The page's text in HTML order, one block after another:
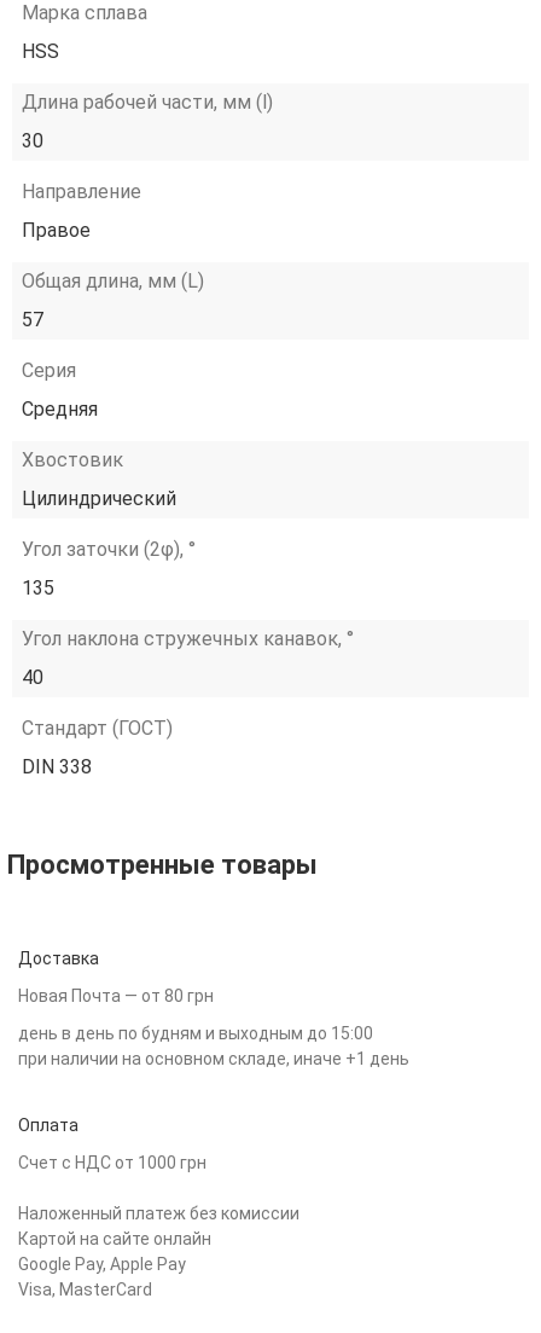
Марка сплава
HSS
Длина рабочей части, мм (l)
30
Направление
Правое
Общая длина, мм (L)
57
Серия
Средняя
Хвостовик
Цилиндрический
Угол заточки (2φ), °
135
Угол наклона стружечных канавок, °
40
Стандарт (ГОСТ)
DIN 338
Просмотренные товары
Доставка
Новая Почта — от 80 грн
день в день по будням и выходным до 15:00
при наличии на основном складе, иначе +1 день
Оплата
Счет с НДС от 1000 грн
Наложенный платеж без комиссии
Картой на сайте онлайн
Google Pay, Apple Pay
Visa, MasterCard